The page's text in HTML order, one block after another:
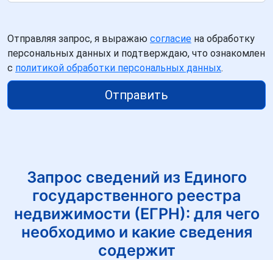
Отправляя запрос, я выражаю согласие на обработку
персональных данных и подтверждаю, что ознакомлен
с политикой обработки персональных данных.
Отправить
Запрос сведений из Единого
государственного реестра
недвижимости (ЕГРН): для чего
необходимо и какие сведения
содержит